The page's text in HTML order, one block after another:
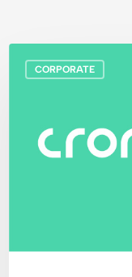
CORPORATE
classement
Zepros